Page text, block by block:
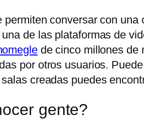
conversar con
de las plataformas de
de cinco millones de
por otros usuarios.
creadas puedes
gente?